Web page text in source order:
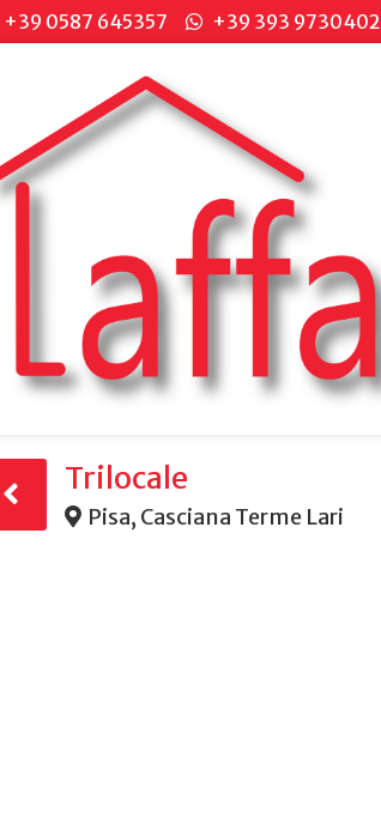
+39 0587 645357 +39 393 9730402
Trilocale
Pisa, Casciana Terme Lari